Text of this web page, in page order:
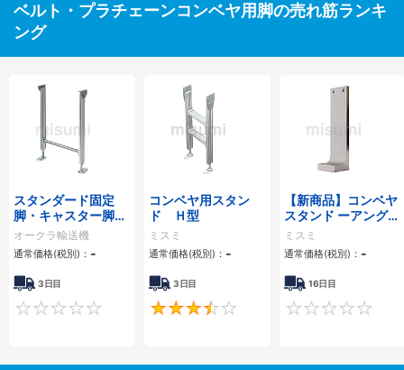
ベルト・プラチェーンコンベヤ用脚の売れ筋ランキ
ング
スタンダード固定
脚・キャスター脚
DAL
オークラ輸送機
通常価格(税別)： -
3日目
0
コンベヤ用スタン
ド Ｈ型
ミスミ
通常価格(税別)： -
3日目
3.7
【新商品】コンベヤ
スタンド ーアングル
タイプー（2020年
10月発売）
ミスミ
通常価格(税別)： -
16日目